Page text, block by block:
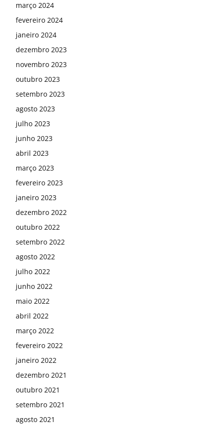
março 2024
fevereiro 2024
janeiro 2024
dezembro 2023
novembro 2023
outubro 2023
setembro 2023
agosto 2023
julho 2023
junho 2023
abril 2023
março 2023
fevereiro 2023
janeiro 2023
dezembro 2022
outubro 2022
setembro 2022
agosto 2022
julho 2022
junho 2022
maio 2022
abril 2022
março 2022
fevereiro 2022
janeiro 2022
dezembro 2021
outubro 2021
setembro 2021
agosto 2021